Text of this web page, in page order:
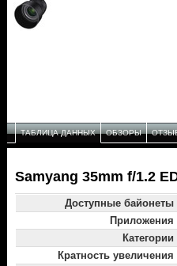
ТАБЛИЦА ДАННЫХ ОБЗОРЫ
Samyang 35mm f/1.2
Доступные байонеты
Приложения
Категории
Кратность увеличения